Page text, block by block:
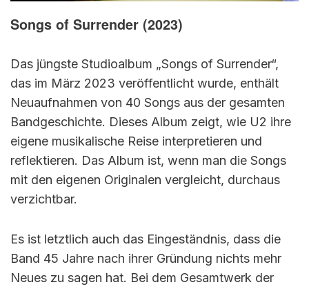
Songs of Surrender (2023)
Das jüngste Studioalbum „Songs of Surrender“,
das im März 2023 veröffentlicht wurde, enthält
Neuaufnahmen von 40 Songs aus der gesamten
Bandgeschichte. Dieses Album zeigt, wie U2 ihre
eigene musikalische Reise interpretieren und
reflektieren. Das Album ist, wenn man die Songs
mit den eigenen Originalen vergleicht, durchaus
verzichtbar.
Es ist letztlich auch das Eingeständnis, dass die
Band 45 Jahre nach ihrer Gründung nichts mehr
Neues zu sagen hat. Bei dem Gesamtwerk der